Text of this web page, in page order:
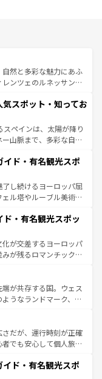
然と多彩な魅力にあふ
ンツェのルネッサンス
やアマルフィ海岸の絶
光の合間には、本場の
料理を堪能することも
、すべての瞬間を楽し
テンツ一覧を参照してほ
スポット・知ってお
ペインは、太陽が降り
山脈まで、多彩な自然
フラメンコ、熱気あふ
生活の一部となってい
囲気や、バルセロナの
古代ローマ遺跡や中世
なるスペインはその個
ド・有名観光スポ
し続けるヨーロッパ屈
ル塔やルーブル美術館
麗な宮殿、歴史的な大
自然が、訪れる者を心
食の国としても知ら
化遺産にも登録されて
楽しみ方が可能だ。さ
れており、どの街角に
。パリ以外の個性あふ
・有名観光スポッ
が交差するヨーロッパ
が残るロマンチック街
飽きることがない。ベ
のアルプスの絶景、そ
た風景は必見。ビール
なお、新着の
照してほしい。
が共存する国。ウェス
うなランドマーク、歴
、優雅なアフタヌーン
英国パブ、サッカー観
も豊富。イギリスを旅
だが、運行時刻が正確
でも安心して個人旅行
ならではのユニークな
なく町歩きも満喫する
ド・有名観光スポ